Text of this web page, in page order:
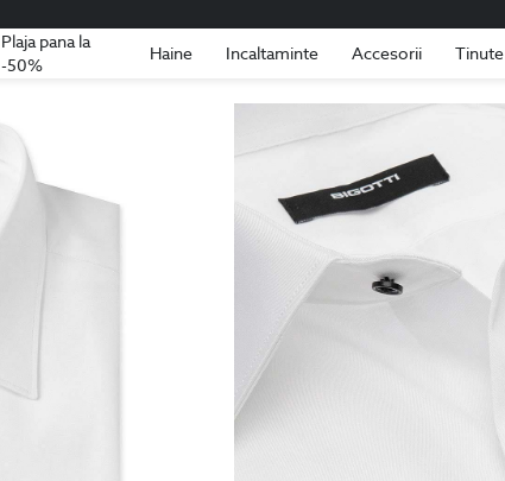
Plaja pana la
-50%
Haine Incaltaminte Accesorii Tinute
Romania